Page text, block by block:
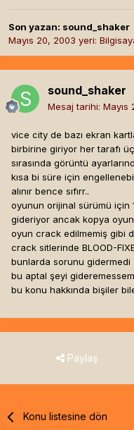
Son yazan: sound_shaker
Mayıs 20, 2003 yeri:
sound_shaker
Mesaj tarihi: Mayıs
vice city de bazı ekran
birbirine giriyor her tarafı
sırasında görüntü
kısa bi süre için
alınır bence sıfırr..
oyunun orijinal sürümü için
gideriyor ancak kopya
oyun crack edilmemiş gibi
crack sitlerinde BLOOD-
bunlarda sorunu gidermedi
bu aptal şeyi
bu konu hakkında bişiler
Paylaş
Konu listesine dön